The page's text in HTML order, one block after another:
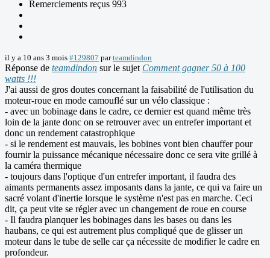
Remerciements reçus 993
il y a 10 ans 3 mois #129807 parteamdindon
Réponse de teamdindon sur le sujet Comment gagner 50 à 100
watts !!!
J'ai aussi de gros doutes concernant la faisabilité de l'utilisation du
moteur-roue en mode camouflé sur un vélo classique :
- avec un bobinage dans le cadre, ce dernier est quand même très
loin de la jante donc on se retrouver avec un entrefer important et
donc un rendement catastrophique
- si le rendement est mauvais, les bobines vont bien chauffer pour
fournir la puissance mécanique nécessaire donc ce sera vite grillé à
la caméra thermique
- toujours dans l'optique d'un entrefer important, il faudra des
aimants permanents assez imposants dans la jante, ce qui va faire un
sacré volant d'inertie lorsque le système n'est pas en marche. Ceci
dit, ça peut vite se régler avec un changement de roue en course
- Il faudra planquer les bobinages dans les bases ou dans les
haubans, ce qui est autrement plus compliqué que de glisser un
moteur dans le tube de selle car ça nécessite de modifier le cadre en
profondeur.